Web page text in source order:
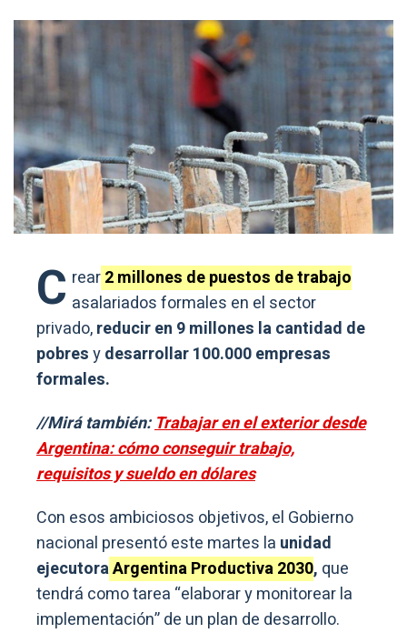
C rear2 millones de puestos de trabajo
asalariados formales en el sector
privado,reducir en 9 millones la cantidad de
pobresydesarrollar 100.000 empresas
formales.
//Mirá también:Trabajar en el exterior desde
Argentina: cómo conseguir trabajo,
requisitos y sueldo en dólares
Con esos ambiciosos objetivos, el Gobierno
nacional presentó este martes la unidad
ejecutoraArgentina Productiva 2030, que
tendrá como tarea “elaborar y monitorear la
implementación” de un plan de desarrollo.